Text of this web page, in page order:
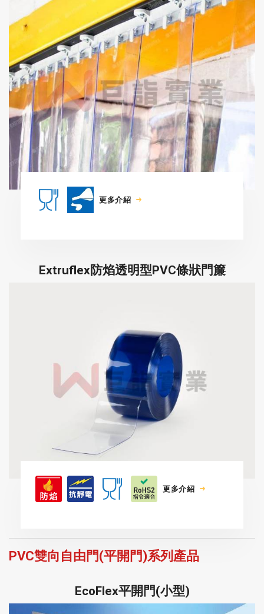
更多介紹
Extruflex防焰透明型PVC條狀門簾
更多介紹
PVC雙向自由門(平開門)系列產品
EcoFlex平開門(小型)